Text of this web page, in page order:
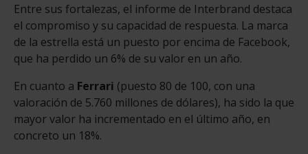
Entre sus fortalezas, el informe de Interbrand destaca
el compromiso y su capacidad de respuesta. La marca
de la estrella está un puesto por encima de Facebook,
que ha perdido un 6% de su valor en un año.
En cuanto a Ferrari (puesto 80 de 100, con una
valoración de 5.760 millones de dólares), ha sido la que
mayor valor ha incrementado en el último año, en
concreto un 18%.